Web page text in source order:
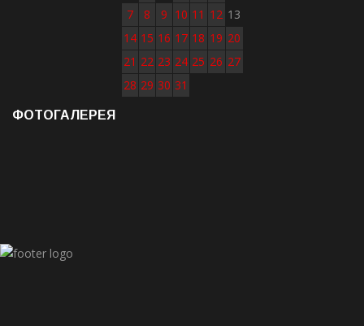
7
8 9 10 11 12 13
14 15 16 17 18 19 20
21 22 23 24 25 26 27
28 29 30 31
ФОТОГАЛЕРЕЯ